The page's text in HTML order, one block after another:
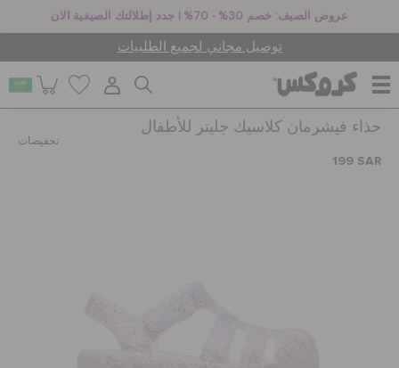
عروض الصيف: خصم 30% - 70% | جدد إطلالتك الصيفية الان
توصيل مجاني لجميع الطلبيات
حذاء فيشرمان كلاسيك جليتر للأطفال
تخفيضات
199 SAR